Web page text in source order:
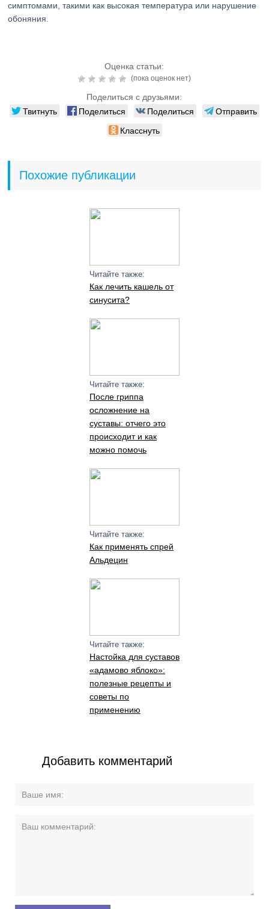
симптомами, такими как высокая температура или нарушение
обоняния.
Оценка статьи:
(пока оценок нет)
Поделиться с друзьями:
Твитнуть Поделиться Поделиться
Отправить
Класснуть
Похожие публикации
Читайте также:
Как лечить кашель от
синусита?
Читайте также:
После гриппа
осложнение на
суставы: отчего это
происходит и как
можно помочь
Читайте также:
Как применять спрей
Альдецин
Читайте также:
Настойка для суставов
«адамово яблоко»:
полезные рецепты и
советы по
применению
Добавить комментарий